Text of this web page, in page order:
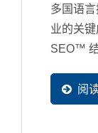
多国语
业的关
SEO™
Ready-
阅